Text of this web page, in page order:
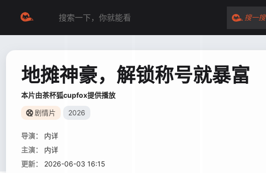
搜一搜
地摊神豪，解锁称号就暴富
本片由茶杯狐cupfox提供播放
剧情片 2026
导演：
内详
主演：
内详
更新：
2026-06-03 16:15